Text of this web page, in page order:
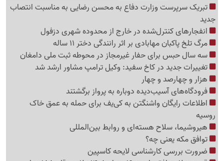
تبریک سرپرست وزارت دفاع به محسن رضایی به مناسبت انتصاب
جدید
انفجارهای کنترل‌شده در خارج از محدوده شهری دزفول
مرگ تلخ پاکبان مهابادی بر اثر رانندگی دختر 11 ساله
سه سال حبس برای حفار غیرمجاز در محوطه ثبت ملی دامغان
تغییرات جدید در کاخ سفید: وکیل ترامپ مشاور ارشد شد
هزار و چهارصد و چهار
فرودگاه‌های آسیب‌دیده دوباره به پرواز برگشتند
اطلاعات رایگان واشنگتن به کی‌یف برای حمله به عمق خاک
روسیه
هیروشیما، سلاح هسته‌ای و روابط بین‌المللی
توافق مکه یعنی چه؟
ضرورت بررسی کارشناسی لایحه کاسپین